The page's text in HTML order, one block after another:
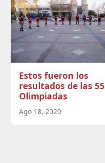
Estos fueron los
resultados de las 55
Olimpiadas
Ago 18, 2020